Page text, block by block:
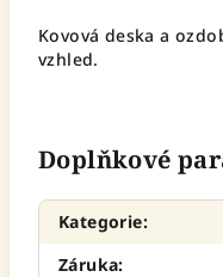
Kovová deska a
vzhled.
Doplňkové
Kategorie:
Záruka: